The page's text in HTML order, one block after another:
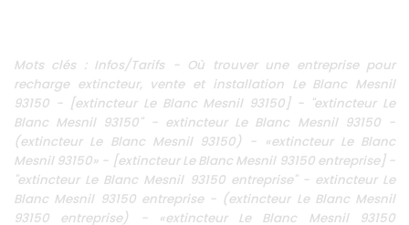
Mots clés : Infos/Tarifs - Où trouver une entreprise pour
recharge extincteur, vente et installation Le Blanc Mesnil
93150 - [extincteur Le Blanc Mesnil 93150] - "extincteur Le
Blanc Mesnil 93150" - extincteur Le Blanc Mesnil 93150 -
(extincteur Le Blanc Mesnil 93150) - «extincteur Le Blanc
Mesnil 93150» - [extincteur Le Blanc Mesnil 93150 entreprise] -
"extincteur Le Blanc Mesnil 93150 entreprise" - extincteur Le
Blanc Mesnil 93150 entreprise - (extincteur Le Blanc Mesnil
93150 entreprise) - «extincteur Le Blanc Mesnil 93150